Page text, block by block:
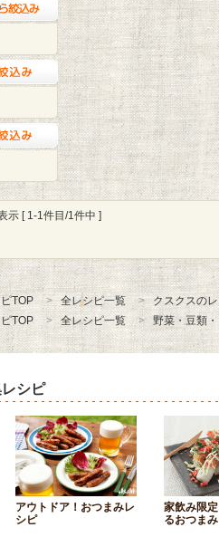
示 [ 1-1件目/1件中 ]
TOP 全レシピ一覧
クスクスの
TOP
全レシピ一覧 野菜・豆類
シピ
アウトドア！おつまみレ
シピ
家飲み限
るおつま